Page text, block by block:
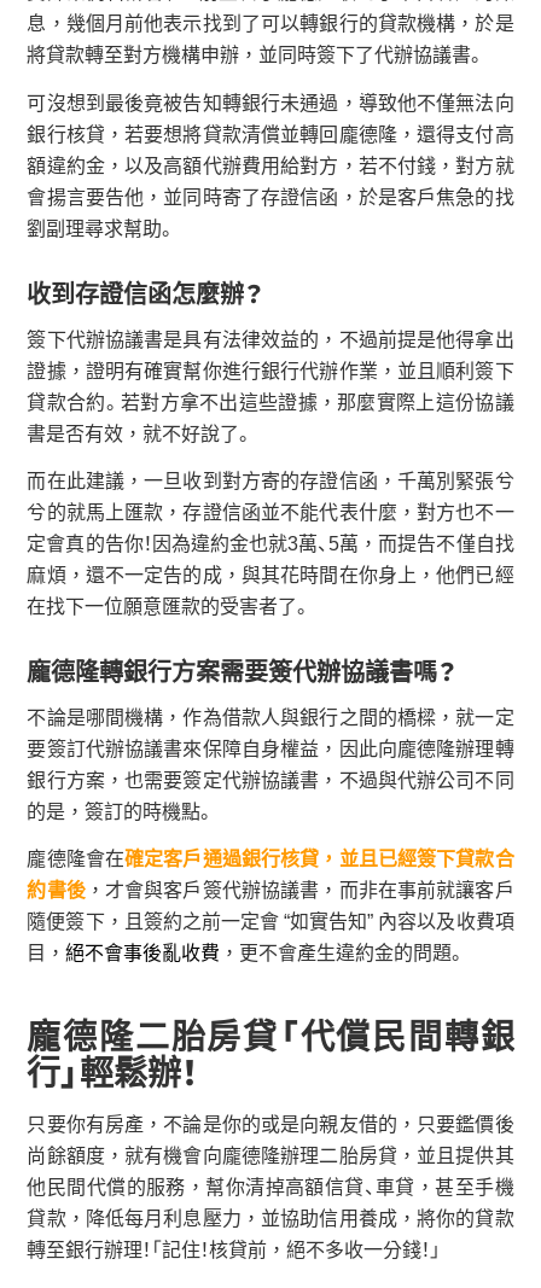
息，幾個月前他表示找到了可以轉銀行的貸款機構，於是
將貸款轉至對方機構申辦，並同時簽下了代辦協議書。
可沒想到最後竟被告知轉銀行未通過，導致他不僅無法向
銀行核貸，若要想將貸款清償並轉回龐德隆，還得支付高
額違約金，以及高額代辦費用給對方，若不付錢，對方就
會揚言要告他，並同時寄了存證信函，於是客戶焦急的找
劉副理尋求幫助。
收到存證信函怎麼辦？
簽下代辦協議書是具有法律效益的，不過前提是他得拿出
證據，證明有確實幫你進行銀行代辦作業，並且順利簽下
貸款合約。若對方拿不出這些證據，那麼實際上這份協議
書是否有效，就不好說了。
而在此建議，一旦收到對方寄的存證信函，千萬別緊張兮
兮的就馬上匯款，存證信函並不能代表什麼，對方也不一
定會真的告你！因為違約金也就3萬、5萬，而提告不僅自找
麻煩，還不一定告的成，與其花時間在你身上，他們已經
在找下一位願意匯款的受害者了。
龐德隆轉銀行方案需要簽代辦協議書嗎？
不論是哪間機構，作為借款人與銀行之間的橋樑，就一定
要簽訂代辦協議書來保障自身權益，因此向龐德隆辦理轉
銀行方案，也需要簽定代辦協議書，不過與代辦公司不同
的是，簽訂的時機點。
龐德隆會在確定客戶通過銀行核貸，並且已經簽下貸款合
約書後，才會與客戶簽代辦協議書，而非在事前就讓客戶
隨便簽下，且簽約之前一定會 “如實告知” 內容以及收費項
目，絕不會事後亂收費 ，更不會產生違約金的問題。
龐德隆二胎房貸「代償民間轉銀
行」輕鬆辦！
只要你有房產，不論是你的或是向親友借的，只要鑑價後
尚餘額度，就有機會向龐德隆辦理二胎房貸，並且提供其
他民間代償的服務，幫你清掉高額信貸、車貸，甚至手機
貸款，降低每月利息壓力，並協助信用養成，將你的貸款
轉至銀行辦理！「記住！核貸前，絕不多收一分錢！」